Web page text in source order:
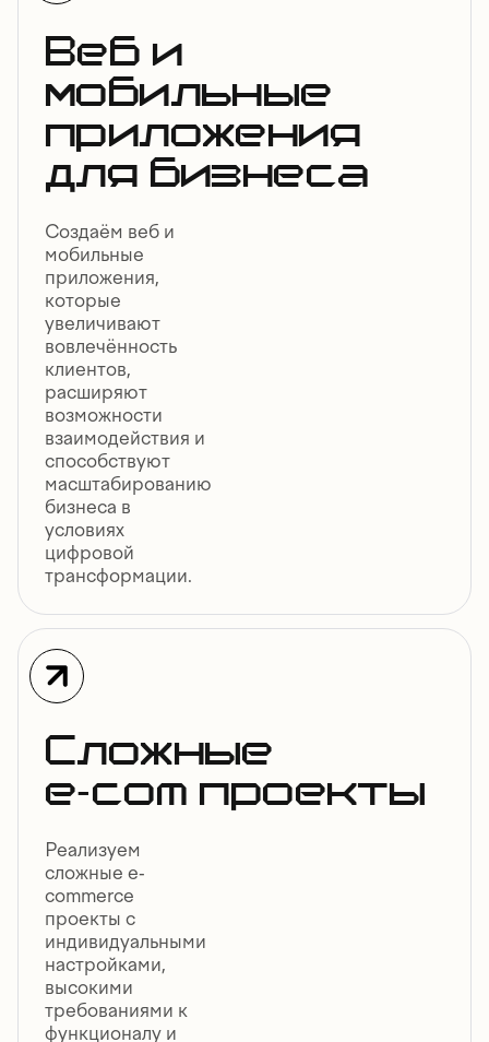
Веб и
мобильные
приложения
для бизнеса
Создаём веб и
мобильные
приложения,
которые
увеличивают
вовлечённость
клиентов,
расширяют
возможности
взаимодействия и
способствуют
масштабированию
бизнеса в
условиях
цифровой
трансформации.
Сложные
e-com проекты
Реализуем
сложные e-
commerce
проекты с
индивидуальными
настройками,
высокими
требованиями к
функционалу и